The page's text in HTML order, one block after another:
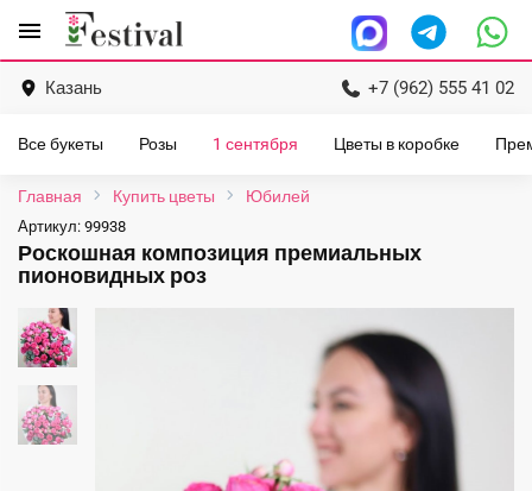
menu
Перейти
содержанию
Казань +7 (962) 555 41 02
Все букеты Розы 1 сентября Цветы в коробке
Главная Купить цветы Юбилей
Артикул: 99938
Роскошная композиция премиальных
пионовидных роз